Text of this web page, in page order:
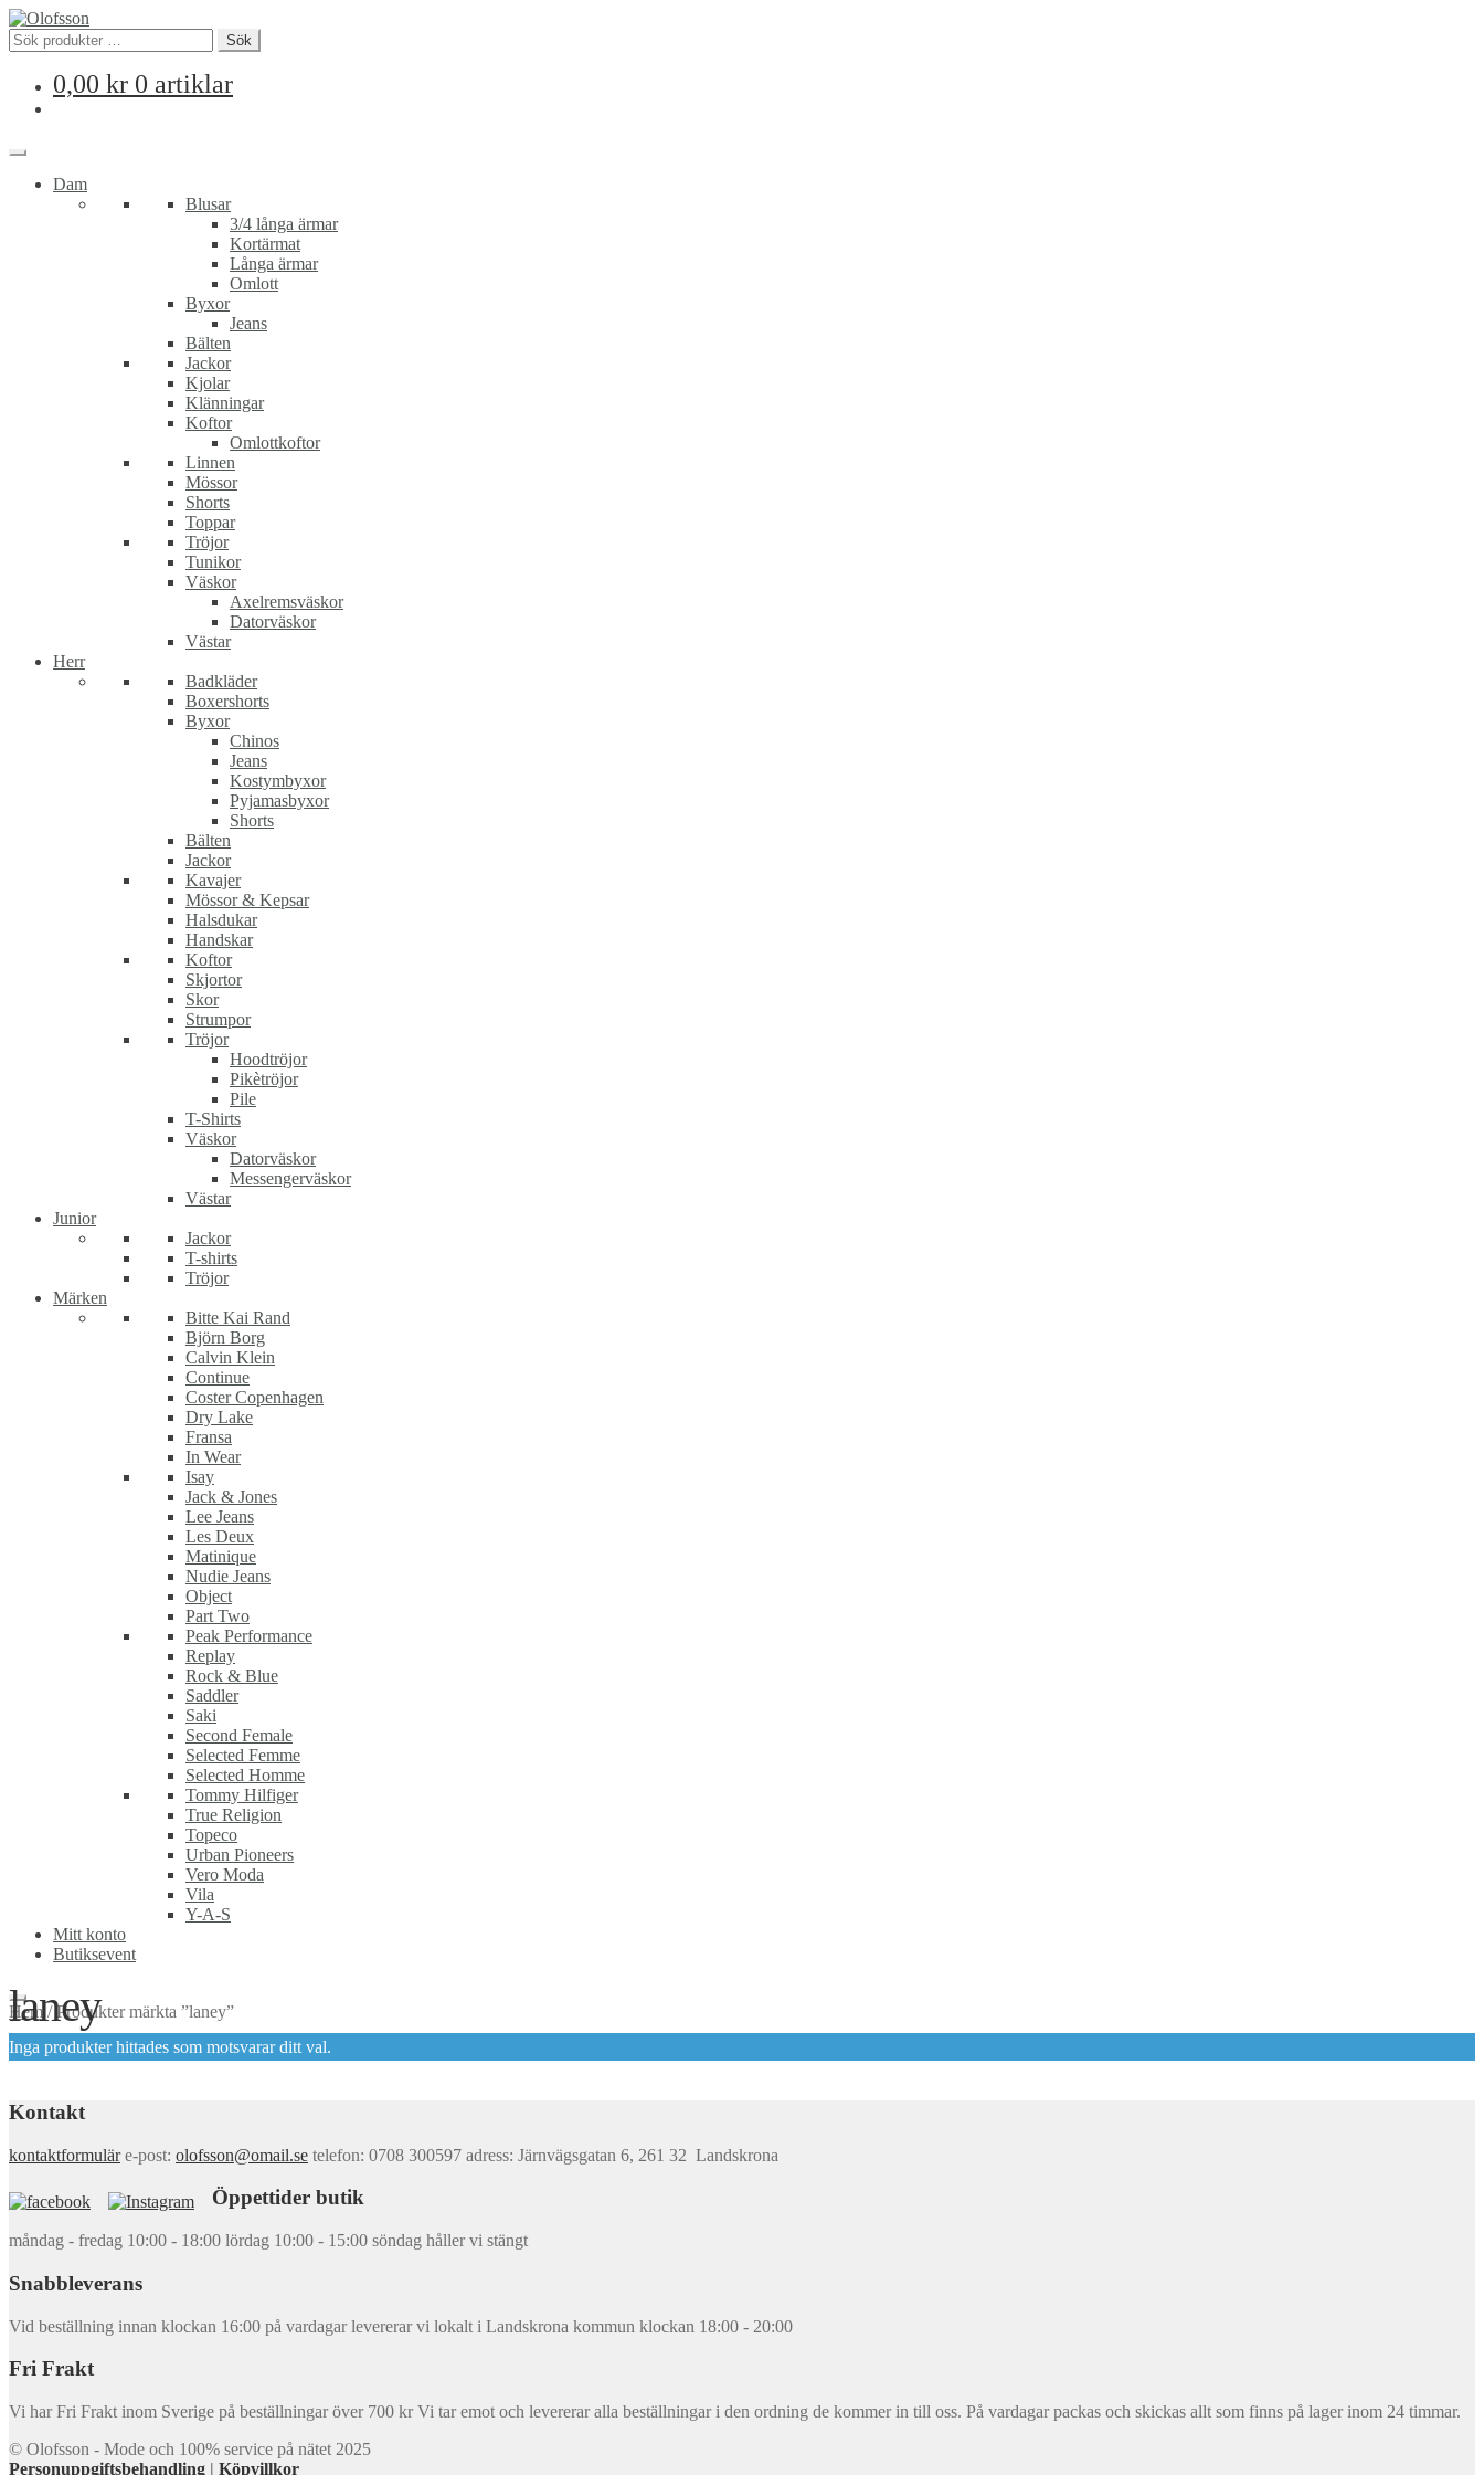
Sök
efter:
Sök
0,00 kr 0 artiklar
Dam
Blusar
3/4 långa ärmar
Kortärmat
Långa ärmar
Omlott
Byxor
Jeans
Bälten
Jackor
Kjolar
Klänningar
Koftor
Omlottkoftor
Linnen
Mössor
Shorts
Toppar
Tröjor
Tunikor
Väskor
Axelremsväskor
Datorväskor
Västar
Herr
Badkläder
Boxershorts
Byxor
Chinos
Jeans
Kostymbyxor
Pyjamasbyxor
Shorts
Bälten
Jackor
Kavajer
Mössor & Kepsar
Halsdukar
Handskar
Koftor
Skjortor
Skor
Strumpor
Tröjor
Hoodtröjor
Pikètröjor
Pile
T-Shirts
Väskor
Datorväskor
Messengerväskor
Västar
Junior
Jackor
T-shirts
Tröjor
Märken
Bitte Kai Rand
Björn Borg
Calvin Klein
Continue
Coster Copenhagen
Dry Lake
Fransa
In Wear
Isay
Jack & Jones
Lee Jeans
Les Deux
Matinique
Nudie Jeans
Object
Part Two
Peak Performance
Replay
Rock & Blue
Saddler
Saki
Second Female
Selected Femme
Selected Homme
Tommy Hilfiger
True Religion
Topeco
Urban Pioneers
Vero Moda
Vila
Y-A-S
Mitt konto
Butiksevent
Hem /Produkter märkta ”laney”
laney
Inga produkter hittades som motsvarar ditt val.
Kontakt
kontaktformuläre-post: olofsson@omail.se telefon: 0708 300597 adress: Järnvägsgatan 6, 261 32 Landskrona
Öppettider butik
måndag - fredag 10:00 - 18:00 lördag 10:00 - 15:00 söndag håller vi stängt
Snabbleverans
Vid beställning innan klockan 16:00 på vardagar levererar vi lokalt i Landskrona kommun klockan 18:00 - 20:00
Fri Frakt
Vi har Fri Frakt inom Sverige på beställningar över 700 kr Vi tar emot och levererar alla beställningar i den ordning de kommer in till oss. På vardagar packas och skickas allt som finns på lager inom 24 timmar.
© Olofsson - Mode och 100% service på nätet 2025
Personuppgiftsbehandling | Köpvillkor